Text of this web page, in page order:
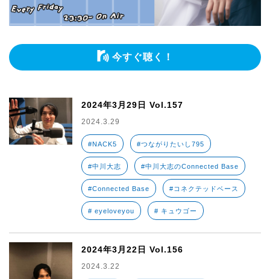
今すぐ聴く！
2024年3月29日 Vol.157
2024.3.29
#NACK5 #つながりたいし795
#中川大志 #中川大志のConnected Base
#Connected Base #コネクテッドベース
# eyeloveyou # キュウゴー
2024年3月22日 Vol.156
2024.3.22